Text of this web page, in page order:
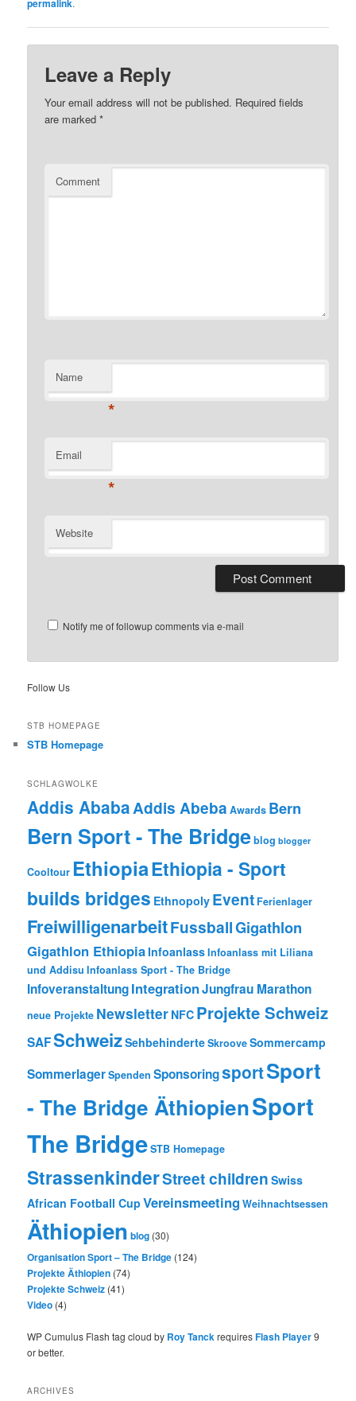
permalink.
Leave a Reply
Your email address will not be published. Required fields
are marked*
Comment
Name
*
Email
*
Website
Notify me of followup comments via e-mail
Follow Us
STB HOMEPAGE
STB Homepage
SCHLAGWOLKE
Addis AbabaAddis Abeba Awards Bern
Bern Sport - The Bridgeblog blogger
Cooltour EthiopiaEthiopia - Sport
builds bridges Ethnopoly Event Ferienlager
FreiwilligenarbeitFussballGigathlon
Gigathlon EthiopiaInfoanlassInfoanlass mit Liliana
und Addisu Infoanlass Sport - The Bridge
InfoveranstaltungIntegrationJungfrau Marathon
neue Projekte Newsletter NFC Projekte Schweiz
SAFSchweizSehbehinderteSkrooveSommercamp
SommerlagerSpenden SponsoringsportSport
- The Bridge ÄthiopienSport
The BridgeSTB Homepage
StrassenkinderStreet children Swiss
African Football Cup Vereinsmeeting Weihnachtsessen
Äthiopien blog (30)
Organisation Sport – The Bridge (124)
Projekte Äthiopien (74)
Projekte Schweiz (41)
Video (4)
WP Cumulus Flash tag cloud by Roy TanckrequiresFlash Player9
or better.
ARCHIVES